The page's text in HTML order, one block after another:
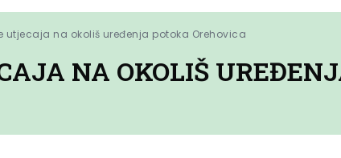
utjecaja na okoliš uređenja potoka Orehovica
NA OKOLIŠ